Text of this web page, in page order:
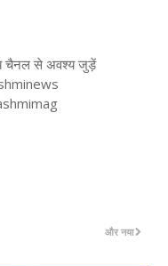
चैनल से अवश्य जुड़ें
और नया